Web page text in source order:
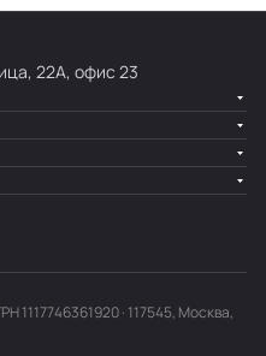
22А, офис 23
1117746361920 · 117545, Москва,